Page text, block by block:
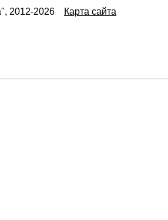
2012-2026 Карта сайта